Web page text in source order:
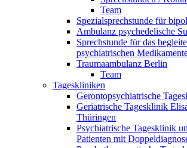
Team
Spezialsprechstunde für
Ambulanz psychedelische
Sprechstunde für das
psychiatrischen
Traumaambulanz Berlin
Team
Tageskliniken
Gerontopsychiatrische
Geriatrische Tagesklinik
Thüringen
Psychiatrische Tagesklinik
Patienten mit